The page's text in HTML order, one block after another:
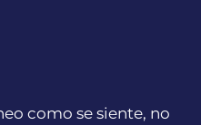
como se siente, no